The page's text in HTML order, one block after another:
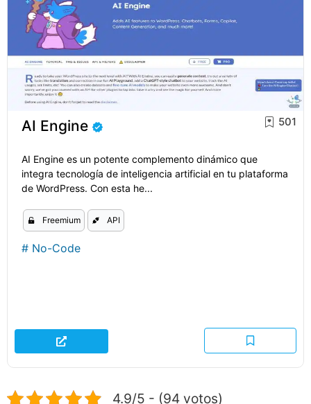
AI Engine 501
AI Engine es un potente complemento dinámico que
integra tecnología de inteligencia artificial en tu plataforma
de WordPress. Con esta he...
Freemium API
# No-Code
4.9/5 - (94 votos)